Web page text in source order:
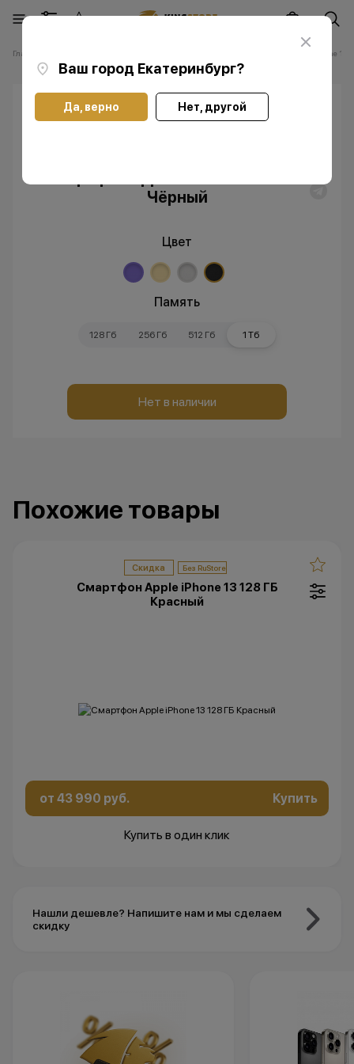
Ваш город Екатеринбург?
Да, верно Нет, другой
Главная Смартфоны Apple iPhone 14
Чёрный
Цвет
Память
128 Гб 256 Гб 512 Гб 1 Тб
Нет в наличии
Похожие товары
Скидка
Смартфон Apple iPhone 13 128 ГБ
Красный
от 43 990 руб. Купить
Купить в один клик
Нашли дешевле? Напишите нам и мы сделаем
скидку